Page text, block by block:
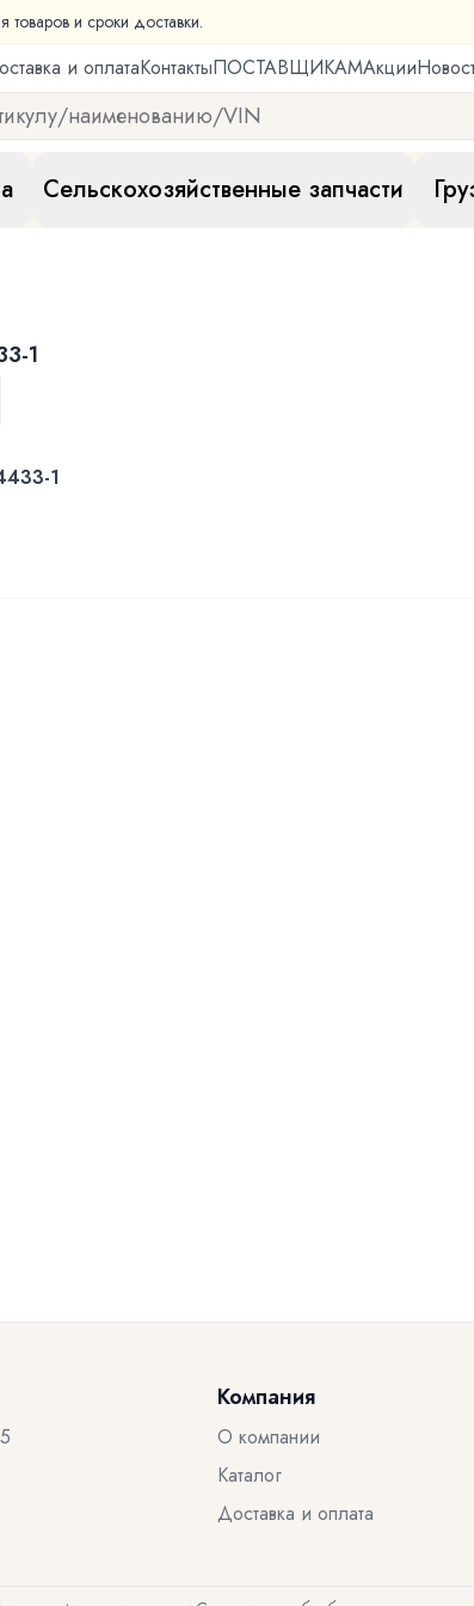
товаров и сроки доставки.
и оплатаКонтактыПОСТАВЩИКАМАкции
Сельскохозяйственные запчасти
1
1
Компания
О компании
Каталог
Доставка и оплата